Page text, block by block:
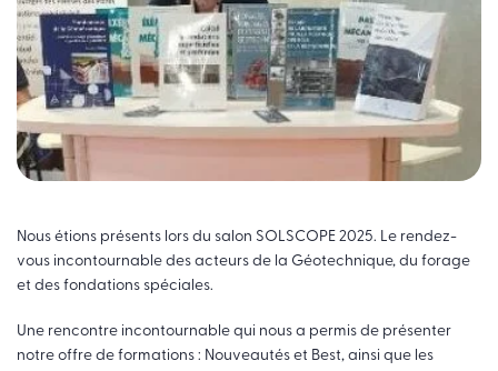
Nous étions présents lors du salon SOLSCOPE 2025. Le rendez-
vous incontournable des acteurs de la Géotechnique, du forage
et des fondations spéciales.
Une rencontre incontournable qui nous a permis de présenter
notre offre de formations : Nouveautés et Best, ainsi que les